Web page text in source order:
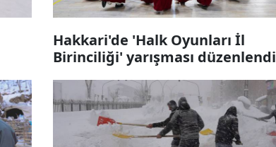
Hakkari'de 'Halk Oyunları İl
Birinciliği' yarışması düzenlendi